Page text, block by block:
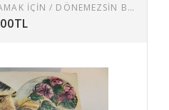
BEYAZ KELEBEKLER - YAŞAMAK İÇIN / DÖNEMEZSIN BANA 45 LİK PLAK